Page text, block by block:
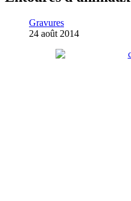
Gravures
24 août 2014